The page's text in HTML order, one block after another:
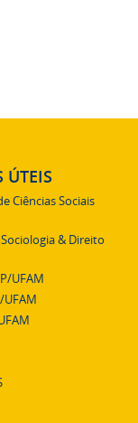
ÚTEIS
Ciências Sociais
& Direito
UFAM
UFAM